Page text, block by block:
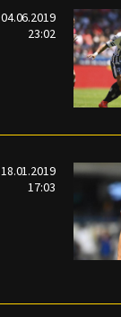
04.06.2019
23:02
18.01.2019
17:03